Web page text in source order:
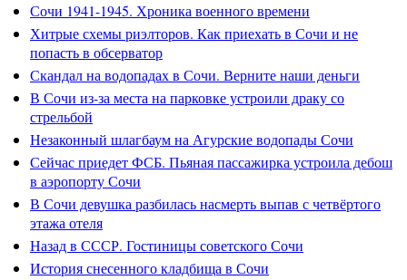
Сочи 1941-1945. Хроника военного времени
Хитрые схемы риэлторов. Как приехать в Сочи и не
попасть в обсерватор
Скандал на водопадах в Сочи. Верните наши деньги
В Сочи из-за места на парковке устроили драку со
стрельбой
Незаконный шлагбаум на Агурские водопады Сочи
Сейчас приедет ФСБ. Пьяная пассажирка устроила дебош
в аэропорту Сочи
В Сочи девушка разбилась насмерть выпав с четвёртого
этажа отеля
Назад в СССР. Гостиницы советского Сочи
История снесенного кладбища в Сочи